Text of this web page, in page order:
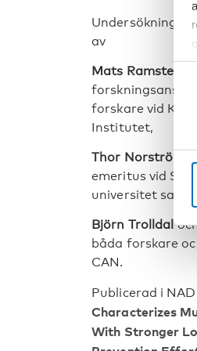
av
Mats Ramstedt
forskare vid
Institutet,
Thor Norström
emeritus vid
universitet samt
Björn Trolldal
båda forskare
CAN.
Publicerad i
Characterizes
With Stronger